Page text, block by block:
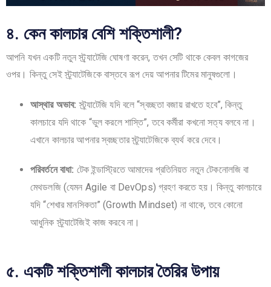
৪. কেন কালচার বেশি শক্তিশালী?
আপনি যখন একটি নতুন স্ট্র্যাটেজি ঘোষণা করেন, তখন সেটি থাকে কেবল কাগজের
ওপর। কিন্তু সেই স্ট্র্যাটেজিকে বাস্তবে রূপ দেয় আপনার টিমের মানুষগুলো।
আস্থার অভাব: স্ট্র্যাটেজি যদি বলে “স্বচ্ছতা বজায় রাখতে হবে”, কিন্তু
কালচারে যদি থাকে “ভুল করলে শাস্তি”, তবে কর্মীরা কখনো সত্য বলবে না।
এখানে কালচার আপনার স্বচ্ছতার স্ট্র্যাটেজিকে ব্যর্থ করে দেবে।
পরিবর্তনে বাধা: টেক ইন্ডাস্ট্রিতে আমাদের প্রতিনিয়ত নতুন টেকনোলজি বা
মেথডলজি (যেমন Agile বা DevOps) গ্রহণ করতে হয়। কিন্তু কালচারে
যদি “শেখার মানসিকতা” (Growth Mindset) না থাকে, তবে কোনো
আধুনিক স্ট্র্যাটেজিই কাজ করবে না।
৫. একটি শক্তিশালী কালচার তৈরির উপায়